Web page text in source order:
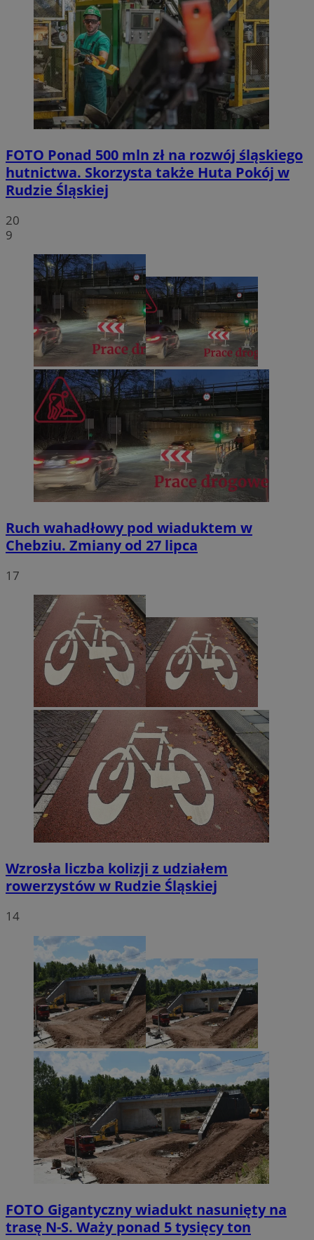
FOTO Ponad 500 mln zł na rozwój śląskiego
hutnictwa. Skorzysta także Huta Pokój w
Rudzie Śląskiej
20
9
Ruch wahadłowy pod wiaduktem w
Chebziu. Zmiany od 27 lipca
17
Wzrosła liczba kolizji z udziałem
rowerzystów w Rudzie Śląskiej
14
FOTO Gigantyczny wiadukt nasunięty na
trasę N-S. Waży ponad 5 tysięcy ton